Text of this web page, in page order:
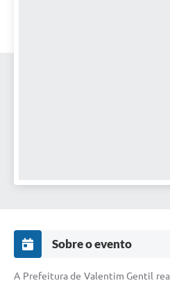
Sobre o evento
A Prefeitura de Valentim Gentil